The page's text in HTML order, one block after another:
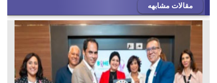
مقالات مشابهه